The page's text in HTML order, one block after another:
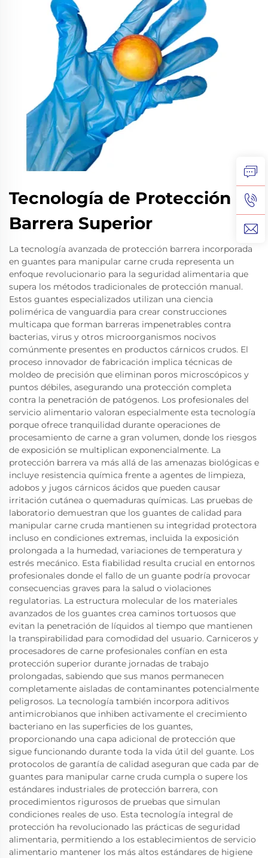
Tecnología de Protección de
Barrera Superior
La tecnología avanzada de protección barrera incorporada
en guantes para manipular carne cruda representa un
enfoque revolucionario para la seguridad alimentaria que
supera los métodos tradicionales de protección manual.
Estos guantes especializados utilizan una ciencia
polimérica de vanguardia para crear construcciones
multicapa que forman barreras impenetrables contra
bacterias, virus y otros microorganismos nocivos
comúnmente presentes en productos cárnicos crudos. El
proceso innovador de fabricación implica técnicas de
moldeo de precisión que eliminan poros microscópicos y
puntos débiles, asegurando una protección completa
contra la penetración de patógenos. Los profesionales del
servicio alimentario valoran especialmente esta tecnología
porque ofrece tranquilidad durante operaciones de
procesamiento de carne a gran volumen, donde los riesgos
de exposición se multiplican exponencialmente. La
protección barrera va más allá de las amenazas biológicas e
incluye resistencia química frente a agentes de limpieza,
adobos y jugos cárnicos ácidos que pueden causar
irritación cutánea o quemaduras químicas. Las pruebas de
laboratorio demuestran que los guantes de calidad para
manipular carne cruda mantienen su integridad protectora
incluso en condiciones extremas, incluida la exposición
prolongada a la humedad, variaciones de temperatura y
estrés mecánico. Esta fiabilidad resulta crucial en entornos
profesionales donde el fallo de un guante podría provocar
consecuencias graves para la salud o violaciones
regulatorias. La estructura molecular de los materiales
avanzados de los guantes crea caminos tortuosos que
evitan la penetración de líquidos al tiempo que mantienen
la transpirabilidad para comodidad del usuario. Carniceros y
procesadores de carne profesionales confían en esta
protección superior durante jornadas de trabajo
prolongadas, sabiendo que sus manos permanecen
completamente aisladas de contaminantes potencialmente
peligrosos. La tecnología también incorpora aditivos
antimicrobianos que inhiben activamente el crecimiento
bacteriano en las superficies de los guantes,
proporcionando una capa adicional de protección que
sigue funcionando durante toda la vida útil del guante. Los
protocolos de garantía de calidad aseguran que cada par de
guantes para manipular carne cruda cumpla o supere los
estándares industriales de protección barrera, con
procedimientos rigurosos de pruebas que simulan
condiciones reales de uso. Esta tecnología integral de
protección ha revolucionado las prácticas de seguridad
alimentaria, permitiendo a los establecimientos de servicio
alimentario mantener los más altos estándares de higiene